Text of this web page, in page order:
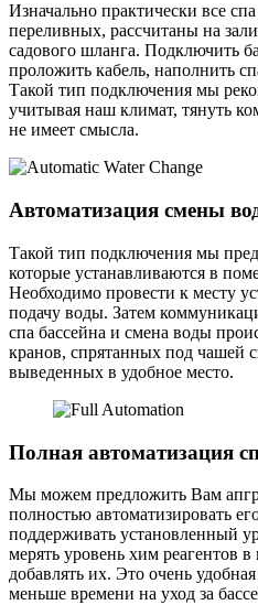
Изначально практически все
переливных, рассчитаны на
садового шланга. Подключить
проложить кабель, наполнить
Такой тип подключения мы
учитывая наш климат, тянуть
не имеет смысла.
Автоматизация смены
Такой тип подключения мы
которые устанавливаются в
Необходимо провести к месту
подачу воды. Затем
спа бассейна и смена воды
кранов, спрятанных под чашей
выведенных в удобное место.
Полная автоматизация
Мы можем предложить Вам
полностью автоматизировать
поддерживать установленный
мерять уровень хим реагентов
добавлять их. Это очень
меньше времени на уход за